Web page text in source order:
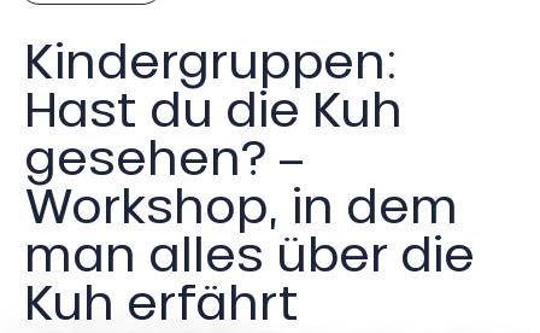
Kindergruppen:
Hast du die Kuh
gesehen? –
Workshop, in dem
man alles über die
Kuh erfährt